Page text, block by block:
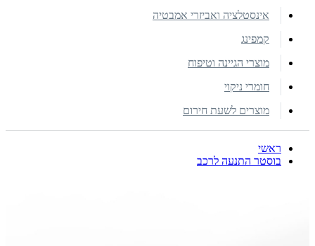
אינסטלציה ואביזרי אמבטיה
קמפינג
מוצרי הגיינה וטיפוח
חומרי ניקוי
מוצרים לשעת חירום
ראשי
בוסטר התנעה לרכב